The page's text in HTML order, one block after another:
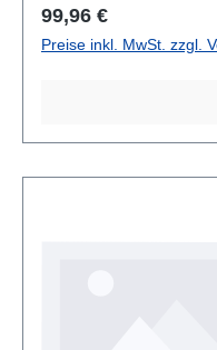
Regulärer Preis:
99,96 €
Preise inkl. MwSt. zzgl.